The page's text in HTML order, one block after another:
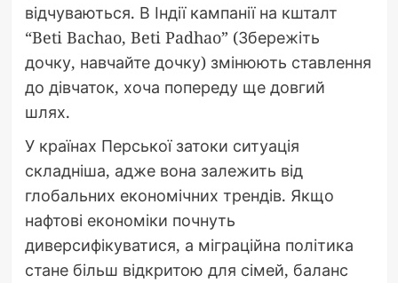
відчуваються. В Індії кампанії на кшталт
“Beti Bachao, Beti Padhao” (Збережіть
дочку, навчайте дочку) змінюють ставлення
до дівчаток, хоча попереду ще довгий
шлях.
У країнах Перської затоки ситуація
складніша, адже вона залежить від
глобальних економічних трендів. Якщо
нафтові економіки почнуть
диверсифікуватися, а міграційна політика
стане більш відкритою для сімей, баланс